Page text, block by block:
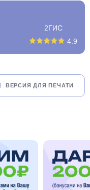
2ГИС
4.9
ВЕРСИЯ ДЛЯ ПЕЧАТИ